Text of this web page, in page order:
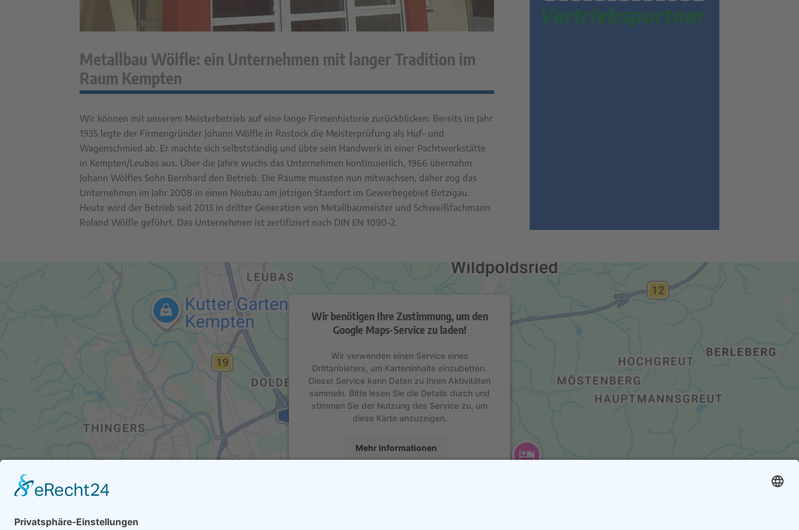
Metallbau Wölfle: ein Unternehmen mit langer Tradition im
Raum Kempten
Wir können mit unserem Meisterbetrieb auf eine lange Firmenhistorie zurückblicken: Bereits im Jahr
1935 legte der Firmengründer Johann Wölfle in Rostock die Meisterprüfung als Huf- und
Wagenschmied ab. Er machte sich selbstständig und übte sein Handwerk in einer Pachtwerkstätte
in Kempten/Leubas aus. Über die Jahre wuchs das Unternehmen kontinuierlich, 1966 übernahm
Johann Wölfles Sohn Bernhard den Betrieb. Die Räume mussten nun mitwachsen, daher zog das
Unternehmen im Jahr 2008 in einen Neubau am jetzigen Standort im Gewerbegebiet Betzigau.
Heute wird der Betrieb seit 2013 in dritter Generation von Metallbaumeister und Schweißfachmann
Roland Wölfle geführt. Das Unternehmen ist zertifiziert nach DIN EN 1090-2.
Wir benötigen Ihre Zustimmung, um den
Google Maps-Service zu laden!
Wir verwenden einen Service eines
Drittanbieters, um Karteninhalte einzubetten.
Dieser Service kann Daten zu Ihren Aktivitäten
sammeln. Bitte lesen Sie die Details durch und
stimmen Sie der Nutzung des Service zu, um
diese Karte anzuzeigen.
Mehr Informationen